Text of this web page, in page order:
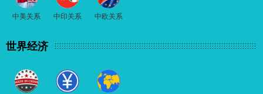
中美关系 中印关系 中欧关系
世界经济